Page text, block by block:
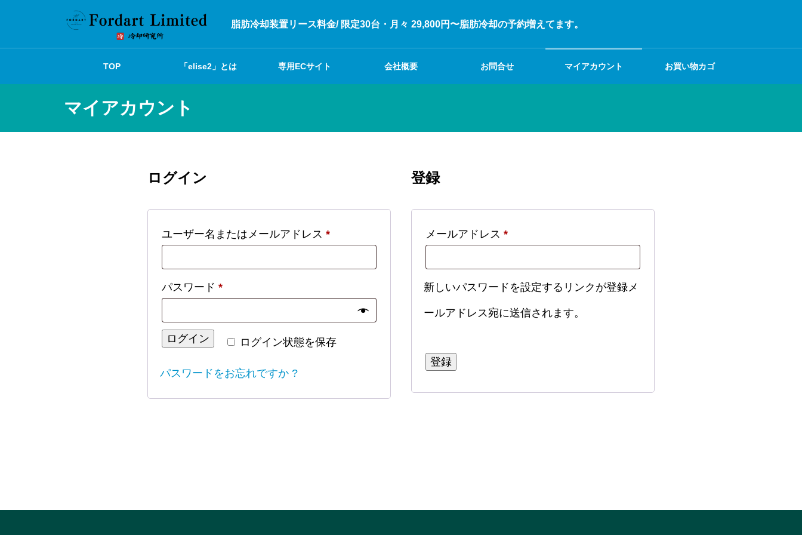
脂肪冷却装置リース料金/ 限定30台・月々 29,800円〜脂肪冷却の予約増えてます。
TOP 「elise2」とは 専用ECサイト 会社概要 お問合せ マイアカウント お買い物カゴ
マイアカウント
ログイン
ユーザー名またはメールアドレス *必
パスワード *必
ログイン状態を保存
ログイン
パスワードをお忘れですか ?
登録
メールアドレス *必
新しいパスワードを設定するリンクが登録メ
ールアドレス宛に送信されます。
登録